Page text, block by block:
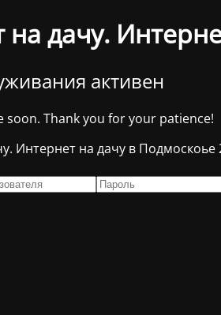
на дачу.
активен
soon. Thank you for your patience!
Интернет на дачу в Подмоскоье